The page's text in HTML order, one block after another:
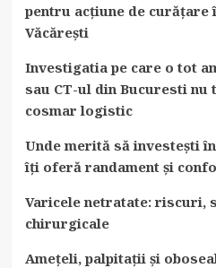
pentru acțiune de curățare
Văcărești
Investigatia pe care o tot
sau CT-ul din Bucuresti nu
cosmar logistic
Unde merită să investești
îți oferă randament și
Varicele netratate: riscuri,
chirurgicale
Amețeli, palpitații și